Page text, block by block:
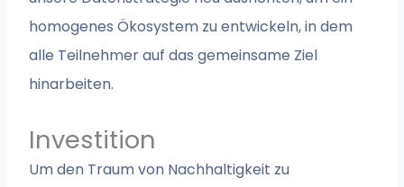
homogenes Ökosystem zu entwickeln, in dem
alle Teilnehmer auf das gemeinsame Ziel
hinarbeiten.
Investition
Um den Traum von Nachhaltigkeit zu